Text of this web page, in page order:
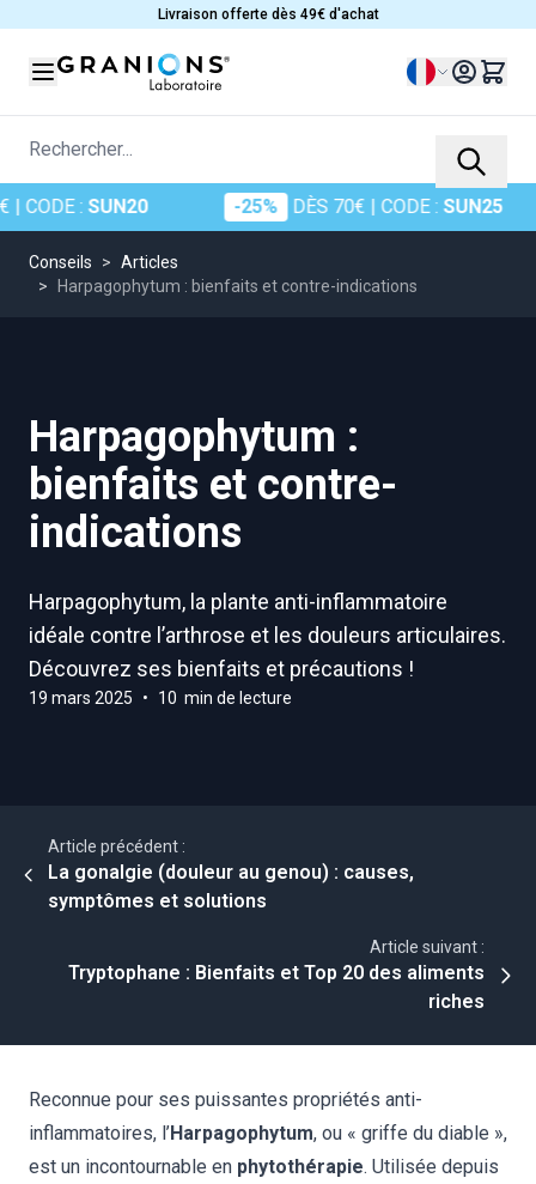
Livraison offerte dès 49€ d'achat
Langue
Rechercher...
: SUN20 DÈS 70€| CODE : SUN25
Conseils > Articles
>
Harpagophytum : bienfaits et contre-indications
Harpagophytum :
bienfaits et contre-
indications
Harpagophytum, la plante anti-inflammatoire
idéale contre l’arthrose et les douleurs articulaires.
Découvrez ses bienfaits et précautions !
19 mars 2025 • 10 min de lecture
Article précédent :
La gonalgie (douleur au genou) : causes,
symptômes et solutions
Article suivant :
Tryptophane : Bienfaits et Top 20 des aliments
riches
Reconnue pour ses puissantes propriétés anti-
inflammatoires, l’Harpagophytum, ou « griffe du diable »,
est un incontournable en phytothérapie. Utilisée depuis